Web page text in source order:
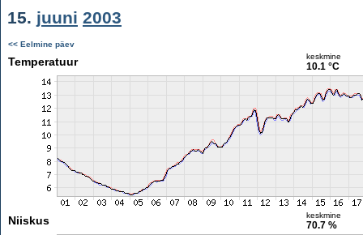
15. juuni 2003
<< Eelmine päev
Temperatuur keskmine
10.1 °C
Niiskus keskmine
70.7 %